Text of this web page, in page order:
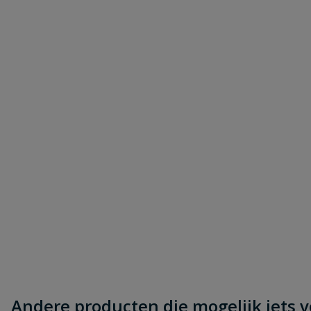
Andere producten die mogelijk iets